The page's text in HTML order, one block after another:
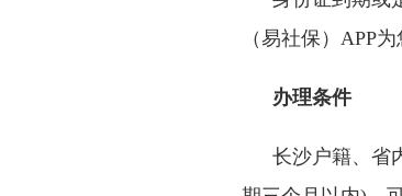
（易社保）APP
办理条件
长沙户籍、省